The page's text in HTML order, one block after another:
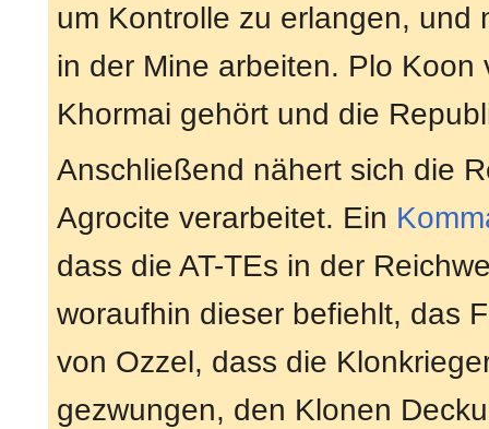
um Kontrolle zu erlangen, und
in der Mine arbeiten. Plo
Khormai gehört und die
Anschließend nähert sich die
Agrocite verarbeitet. Ein
dass die AT-TEs in der
woraufhin dieser befiehlt, das
von Ozzel, dass die
gezwungen, den Klonen